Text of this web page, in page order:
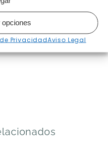
PrivacidadAviso Legal